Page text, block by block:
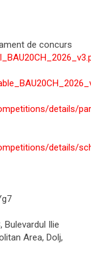
de concurs
details/
details/
Ilie
Area, Dolj,